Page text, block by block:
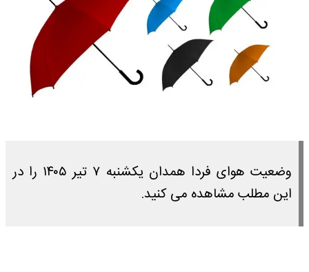
وضعیت هوای فردا همدان یکشنبه ۷ تیر ۱۴۰۵ را در
این مطلب مشاهده می کنید.